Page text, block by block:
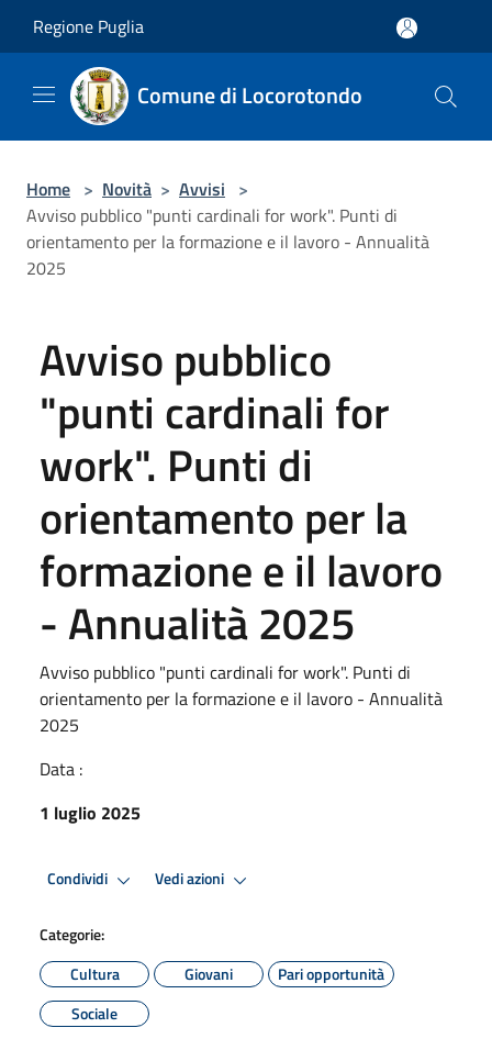
Regione Puglia
Comune di Locorotondo
Home > Novità > Avvisi >
Avviso pubblico "punti cardinali for work". Punti di
orientamento per la formazione e il lavoro - Annualità
2025
Avviso pubblico
"punti cardinali for
work". Punti di
orientamento per la
formazione e il lavoro
- Annualità 2025
Avviso pubblico "punti cardinali for work". Punti di
orientamento per la formazione e il lavoro - Annualità
2025
Data :
1 luglio 2025
Condividi Vedi azioni
Categorie:
Cultura
Giovani
Pari opportunità
Sociale